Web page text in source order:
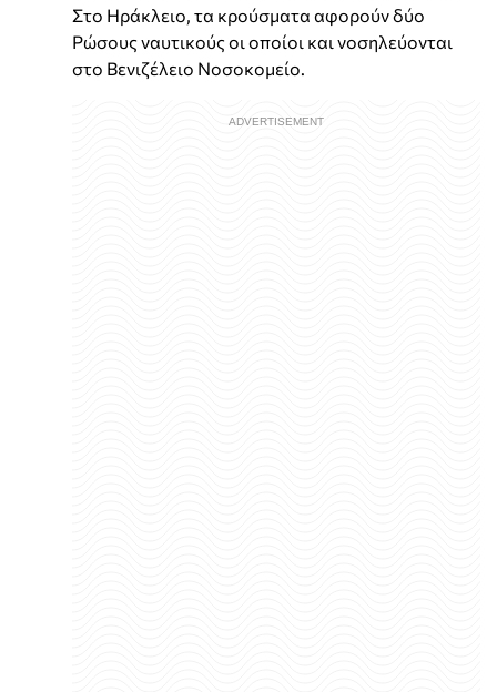
Στο Ηράκλειο, τα κρούσματα αφορούν δύο
Ρώσους ναυτικούς οι οποίοι και νοσηλεύονται
στο Βενιζέλειο Νοσοκομείο.